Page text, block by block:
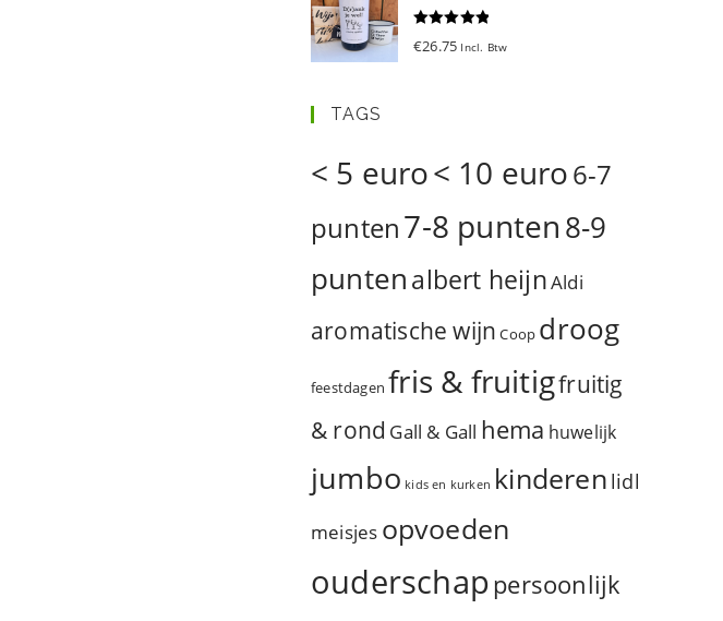
€26.75 Incl. Btw
TAGS
< 5 euro< 10 euro6-7
punten7-8 punten8-9
puntenalbert heijnAldi
aromatische wijn Coop droog
feestdagen fris & fruitigfruitig
& rond Gall & Gall hema huwelijk
jumbo kids en kurken kinderen lidl
meisjes opvoeden
ouderschappersoonlijk